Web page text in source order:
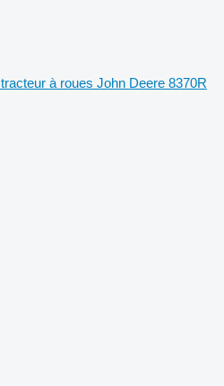
tracteur à roues John Deere 8370R